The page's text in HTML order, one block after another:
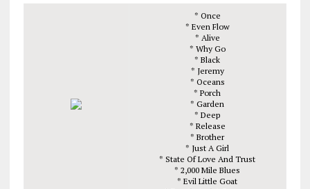
* Once
* Even Flow
* Alive
* Why Go
* Black
* Jeremy
* Oceans
* Porch
* Garden
* Deep
* Release
* Brother
* Just A Girl
* State Of Love And Trust
* 2,000 Mile Blues
* Evil Little Goat